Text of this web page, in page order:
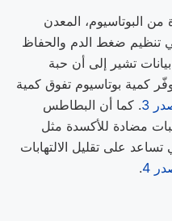
البوتاسيوم، المعدن
تنظيم ضغط الدم والحفاظ
تشير إلى أن حبة
كمية بوتاسيوم تفوق كمية
3
. كما أن البطاطس
مضادة للأكسدة مثل
تساعد على تقليل الالتهابات
4
.